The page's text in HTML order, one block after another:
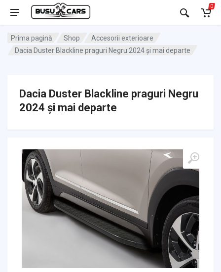
0
Prima pagină Shop
Accesorii exterioare
Dacia Duster Blackline praguri Negru 2024 și mai departe
Dacia Duster Blackline praguri Negru
2024 și mai departe